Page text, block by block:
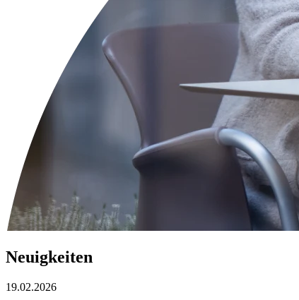
Neuigkeiten
19.02.2026